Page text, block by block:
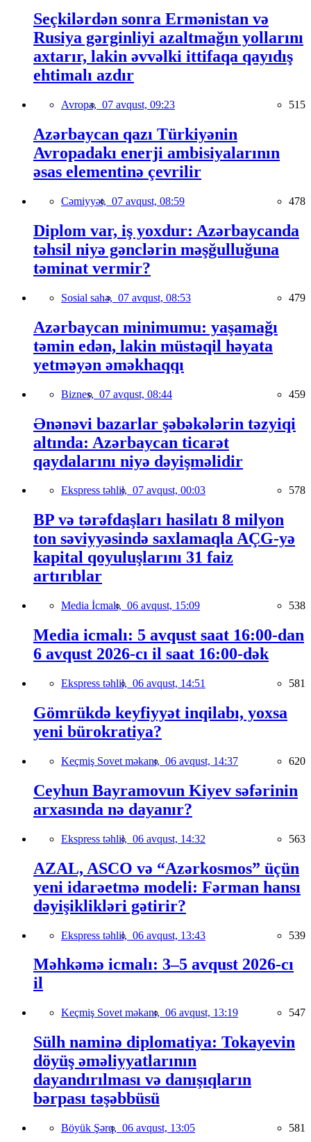
Seçkilərdən sonra Ermənistan və
Rusiya gərginliyi azaltmağın yollarını
axtarır, lakin əvvəlki ittifaqa qayıdış
ehtimalı azdır
Avropa, 07 avqust, 09:23 515
Azərbaycan qazı Türkiyənin
Avropadakı enerji ambisiyalarının
əsas elementinə çevrilir
Cəmiyyət, 07 avqust, 08:59 478
Diplom var, iş yoxdur: Azərbaycanda
təhsil niyə gənclərin məşğulluğuna
təminat vermir?
Sosial sahə, 07 avqust, 08:53 479
Azərbaycan minimumu: yaşamağı
təmin edən, lakin müstəqil həyata
yetməyən əməkhaqqı
Biznes, 07 avqust, 08:44 459
Ənənəvi bazarlar şəbəkələrin təzyiqi
altında: Azərbaycan ticarət
qaydalarını niyə dəyişməlidir
Ekspress təhlil, 07 avqust, 00:03 578
BP və tərəfdaşları hasilatı 8 milyon
ton səviyyəsində saxlamaqla AÇG-yə
kapital qoyuluşlarını 31 faiz
artırıblar
Media İcmalı, 06 avqust, 15:09 538
Media icmalı: 5 avqust saat 16:00-dan
6 avqust 2026-cı il saat 16:00-dək
Ekspress təhlil, 06 avqust, 14:51 581
Gömrükdə keyfiyyət inqilabı, yoxsa
yeni bürokratiya?
Keçmiş Sovet məkanı, 06 avqust, 14:37 620
Ceyhun Bayramovun Kiyev səfərinin
arxasında nə dayanır?
Ekspress təhlil, 06 avqust, 14:32 563
AZAL, ASCO və “Azərkosmos” üçün
yeni idarəetmə modeli: Fərman hansı
dəyişiklikləri gətirir?
Ekspress təhlil, 06 avqust, 13:43 539
Məhkəmə icmalı: 3–5 avqust 2026-cı
il
Keçmiş Sovet məkanı, 06 avqust, 13:19 547
Sülh naminə diplomatiya: Tokayevin
döyüş əməliyyatlarının
dayandırılması və danışıqların
bərpası təşəbbüsü
Böyük Şərq, 06 avqust, 13:05 581